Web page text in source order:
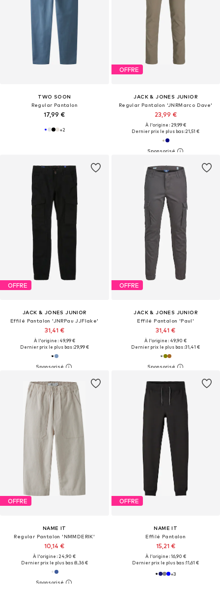
TWO SOON
Regular Pantalon
17,99 €
+2
OFFRE
JACK & JONES JUNIOR
Regular Pantalon 'JNRMarco Dave'
23,99 €
À l'origine : 29,99 €
Dernier prix le plus bas :21,51 €
OFFRE
JACK & JONES JUNIOR
Effilé Pantalon 'JNRPau JJFlake'
31,41 €
À l'origine : 49,99 €
Dernier prix le plus bas :29,99 €
OFFRE
JACK & JONES JUNIOR
Effilé Pantalon 'Paul'
31,41 €
À l'origine : 49,90 €
Dernier prix le plus bas :31,41 €
OFFRE
NAME IT
Regular Pantalon 'NMMDERIK'
10,14 €
À l'origine : 24,90 €
Dernier prix le plus bas :8,36 €
OFFRE
NAME IT
Effilé Pantalon
15,21 €
À l'origine : 16,90 €
Dernier prix le plus bas :11,61 €
+3